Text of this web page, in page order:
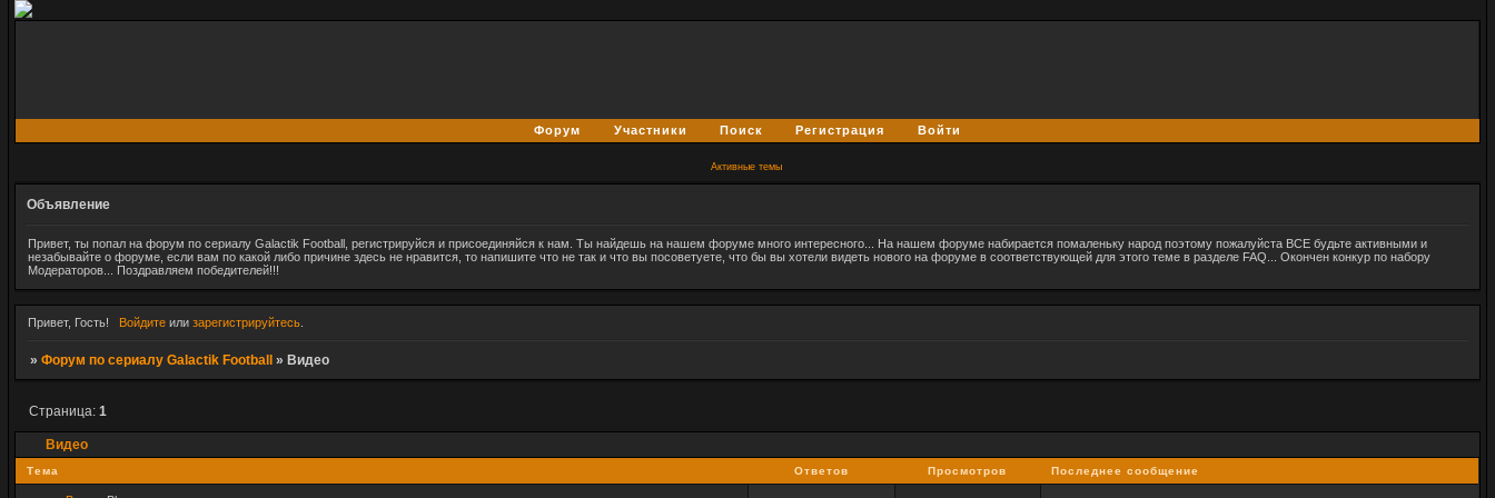
Форум Участники Поиск Регистрация Войти
Активные темы
Объявление
Привет, ты попал на форум по сериалу Galactik Football, регистрируйся и присоединяйся к нам. Ты найдешь на нашем форуме много интересного... На нашем форуме набирается помаленьку народ поэтому пожалуйста ВСЕ будьте активными и
незабывайте о форуме, если вам по какой либо причине здесь не нравится, то напишите что не так и что вы посоветуете, что бы вы хотели видеть нового на форуме в соответствующей для этого теме в разделе FAQ... Окончен конкур по набору
Модераторов... Поздравляем победителей!!!
Привет, Гость! Войдитеили зарегистрируйтесь.
» Форум по сериалу Galactik Football » Видео
Видео
Страница: 1
Тема Ответов Просмотров Последнее сообщение